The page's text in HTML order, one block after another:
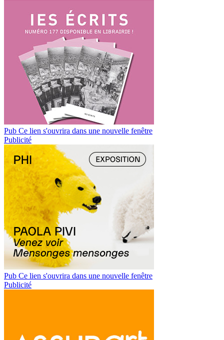
Pub Ce lien s'ouvrira dans une nouvelle fenêtre
Publicité
Pub Ce lien s'ouvrira dans une nouvelle fenêtre
Publicité